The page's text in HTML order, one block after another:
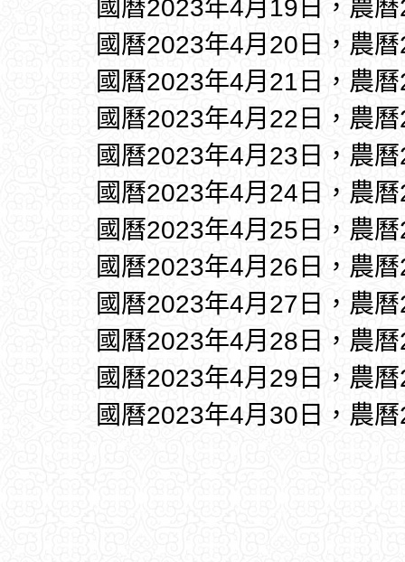
國曆2023年4月19日，農
國曆2023年4月20日，農
國曆2023年4月21日，農
國曆2023年4月22日，農
國曆2023年4月23日，農
國曆2023年4月24日，農
國曆2023年4月25日，農
國曆2023年4月26日，農
國曆2023年4月27日，農
國曆2023年4月28日，農
國曆2023年4月29日，農
國曆2023年4月30日，農